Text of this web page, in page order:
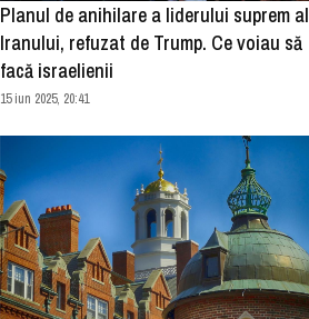
Planul de anihilare a liderului suprem al
Iranului, refuzat de Trump. Ce voiau să
facă israelienii
15 iun 2025, 20:41